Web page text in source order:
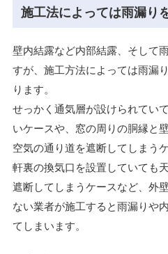
施工法によっては雨漏り
壁内結露など内部結露、そして
すが、施工方法によっては雨漏
ります。
せっかく通気層が設けられてい
いケースや、窓の周りの胴縁と
空気の通り道を遮断してしまう
軒裏の換気口を設置していても
遮断してしまうケースなど、外
ない業者が施工すると雨漏りや
てしまいます。